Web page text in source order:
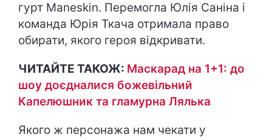
гурт Maneskin. Перемогла Юлія Саніна і
команда Юрія Ткача отримала право
обирати, якого героя відкривати.
ЧИТАЙТЕ ТАКОЖ: Маскарад на 1+1: до
шоу доєдналися божевільний
Капелюшник та гламурна Лялька
Якого ж персонажа нам чекати у